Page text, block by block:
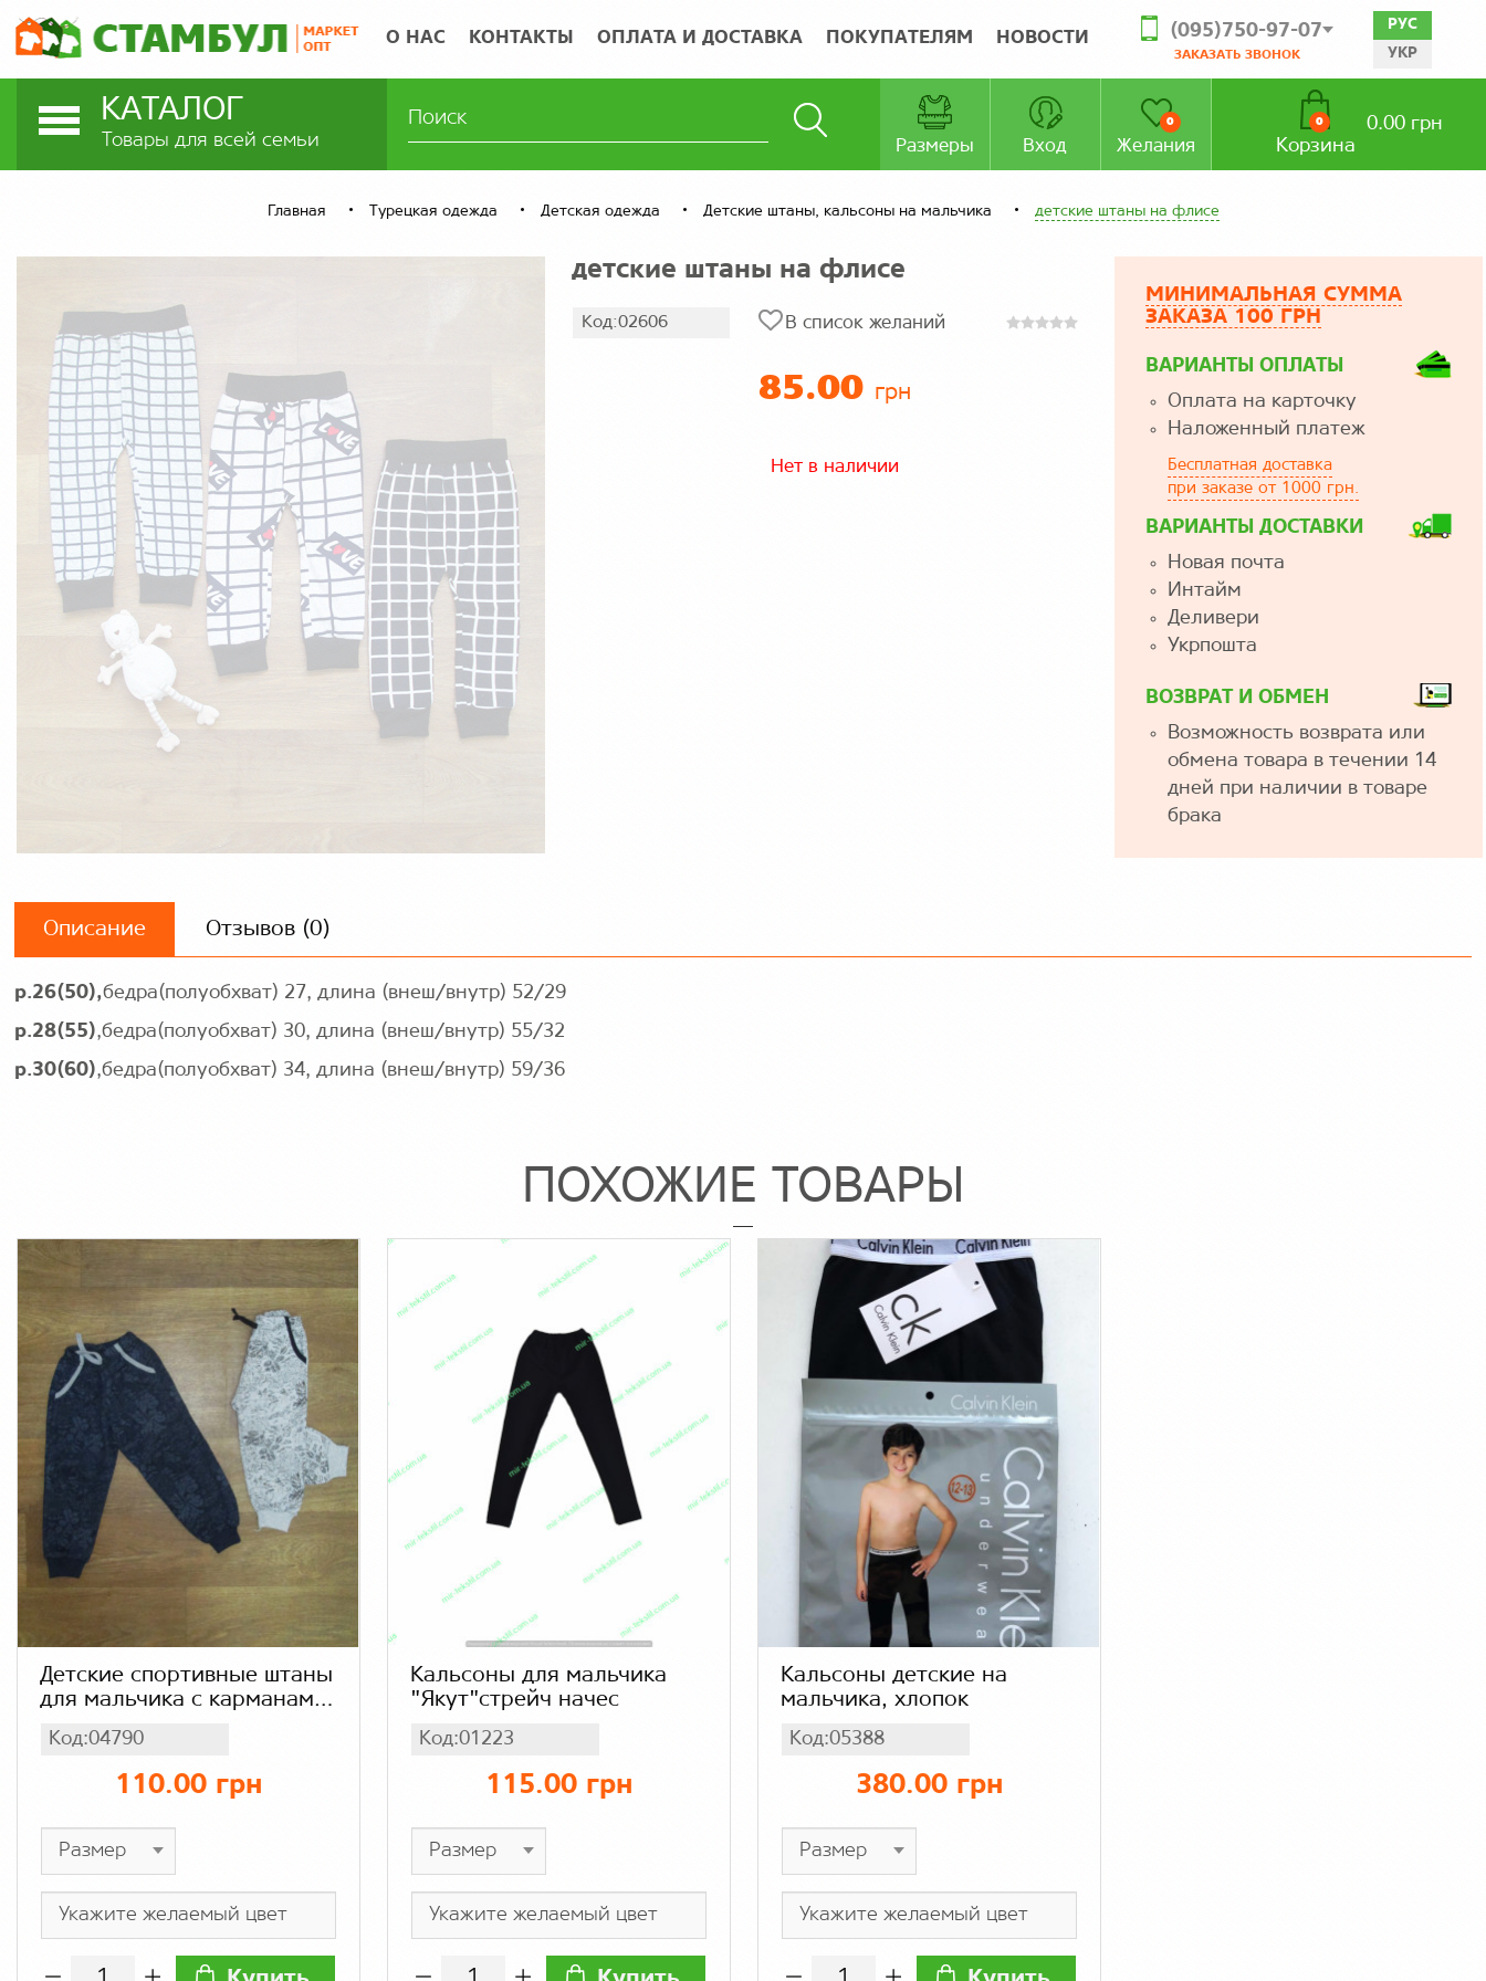
О НАС КОНТАКТЫ ОПЛАТА И ДОСТАВКА ПОКУПАТЕЛЯМ НОВОСТИ (095)750-97-07
ЗАКАЗАТЬ ЗВОНОК
РУС
УКР
КАТАЛОГ
Товары для всей семьи Размеры Вход Желания
0
Корзина
0 0.00 грн
Главная Турецкая одежда Детская одежда Детские штаны, кальсоны на мальчика детские штаны на флисе
детские штаны на флисе
Код:02606 В список желаний
85.00 грн
Нет в наличии
МИНИМАЛЬНАЯ СУММА
ЗАКАЗА 100 ГРН
ВАРИАНТЫ ОПЛАТЫ
Оплата на карточку
Наложенный платеж
Бесплатная доставка
при заказе от 1000 грн.
ВАРИАНТЫ ДОСТАВКИ
Новая почта
Интайм
Деливери
Укрпошта
ВОЗВРАТ И ОБМЕН
Возможность возврата или
обмена товара в течении 14
дней при наличии в товаре
брака
Описание Отзывов (0)
р.26(50),бедра(полуобхват) 27, длина (внеш/внутр) 52/29
р.28(55),бедра(полуобхват) 30, длина (внеш/внутр) 55/32
р.30(60),бедра(полуобхват) 34, длина (внеш/внутр) 59/36
ПОХОЖИЕ ТОВАРЫ
Детские спортивные штаны
для мальчика с карманами
Код:04790
110.00 грн
Кальсоны для мальчика
"Якут"стрейч начес
Код:01223
115.00 грн
Кальсоны детские на
мальчика, хлопок
Код:05388
380.00 грн